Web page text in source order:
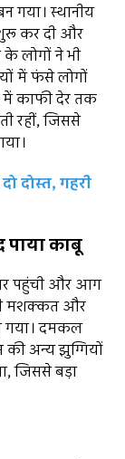
गया। स्थानीय
कर दी और
लोगों ने भी
में फंसे लोगों
में काफी देर तक
रहीं, जिससे
दोस्त, गहरी
काबू
पहुंची और आग
मशक्कत और
गया। दमकल
अन्य झुग्गियों
जिससे बड़ा